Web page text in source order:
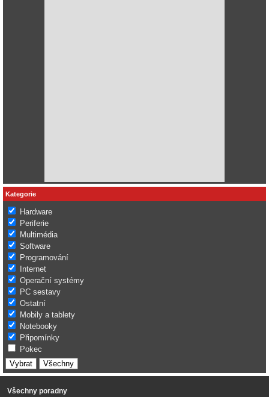
Kategorie
Hardware
Periferie
Multimédia
Software
Programování
Internet
Operační systémy
PC sestavy
Ostatní
Mobily a tablety
Notebooky
Připomínky
Pokec
Všechny poradny